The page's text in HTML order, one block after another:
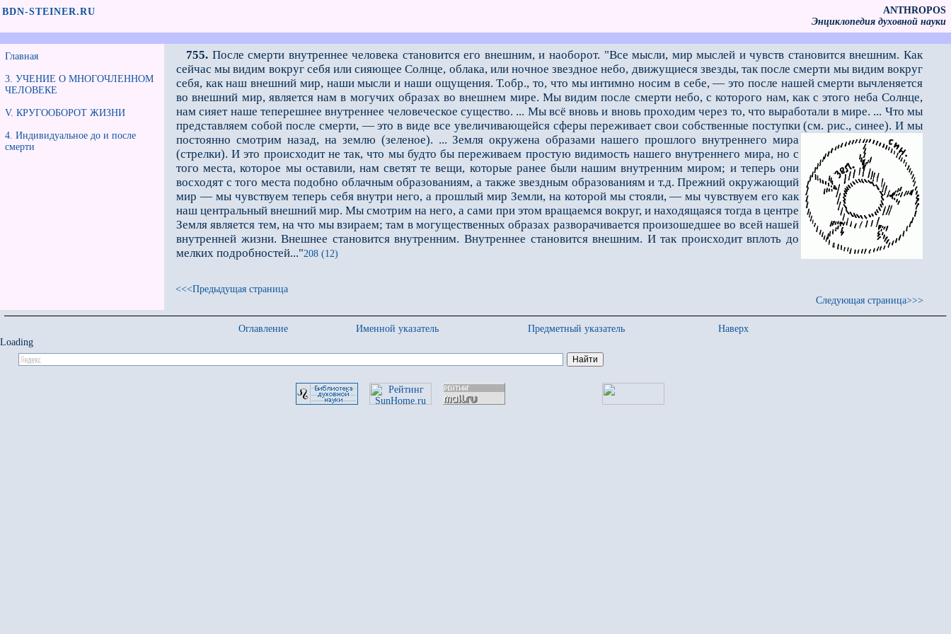
BDN-STEINER.RU
ANTHROPOS
Энциклопедия духовной науки
Главная
3. УЧЕНИЕ О МНОГОЧЛЕННОМ
ЧЕЛОВЕКЕ
V. КРУГООБОРОТ ЖИЗНИ
4. Индивидуальное до и после
смерти
755. После смерти внутреннее человека становится его внешним, и наоборот. "Все мысли, мир мыслей и чувств становится внешним. Как
сейчас мы видим вокруг себя или сияющее Солнце, облака, или ночное звездное небо, движущиеся звезды, так после смерти мы видим вокруг
себя, как наш внешний мир, наши мысли и наши ощущения. Т.обр., то, что мы интимно носим в себе, — это после нашей смерти вычленяется
во внешний мир, является нам в могучих образах во внешнем мире. Мы видим после смерти небо, с которого нам, как с этого неба Солнце,
нам сияет наше теперешнее внутреннее человеческое существо. ... Мы всё вновь и вновь проходим через то, что выработали в мире. ... Что мы
представляем собой после смерти, — это в виде все увеличивающейся сферы переживает свои собственные поступки (см. рис., синее). И мы
постоянно смотрим назад, на землю (зеленое). ... Земля окружена образами нашего прошлого внутреннего мира
(стрелки). И это происходит не так, что мы будто бы переживаем простую видимость нашего внутреннего мира, но с
того места, которое мы оставили, нам светят те вещи, которые ранее были нашим внутренним миром; и теперь они
восходят с того места подобно облачным образо­ваниям, а также звездным образованиям и т.д. Прежний окружающий
мир — мы чув­ствуем теперь себя внутри него, а прошлый мир Земли, на которой мы стояли, — мы чувствуем его как
наш центральный внешний мир. Мы смотрим на него, а са­ми при этом вращаемся вокруг, и находящаяся тогда в центре
Земля является тем, на что мы взираем; там в могущественных образах разворачивается произо­шедшее во всей нашей
внутренней жизни. Внешнее становится внутренним. Внутрен­нее становится внешним. И так происходит вплоть до
мелких подробностей..."208 (12)
<<<Предыдущая страница
Следующая страница>>>
Оглавление Именной указатель Предметный указатель
Наверх
Loading